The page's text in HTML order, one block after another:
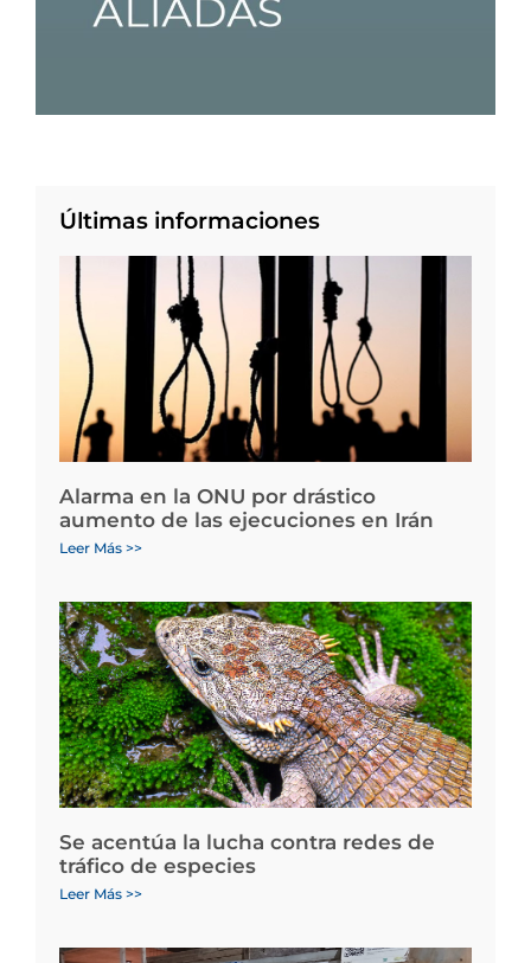
Últimas informaciones
Alarma en la ONU por drástico
aumento de las ejecuciones en Irán
Leer Más >>
Se acentúa la lucha contra redes de
tráfico de especies
Leer Más >>